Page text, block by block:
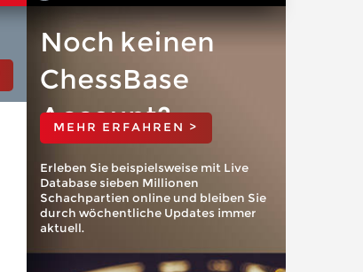
Noch keinen
ChessBase
Account?
MEHR ERFAHREN >
Erleben Sie beispielsweise mit Live
Database sieben Millionen
Schachpartien online und bleiben Sie
durch wöchentliche Updates immer
aktuell.